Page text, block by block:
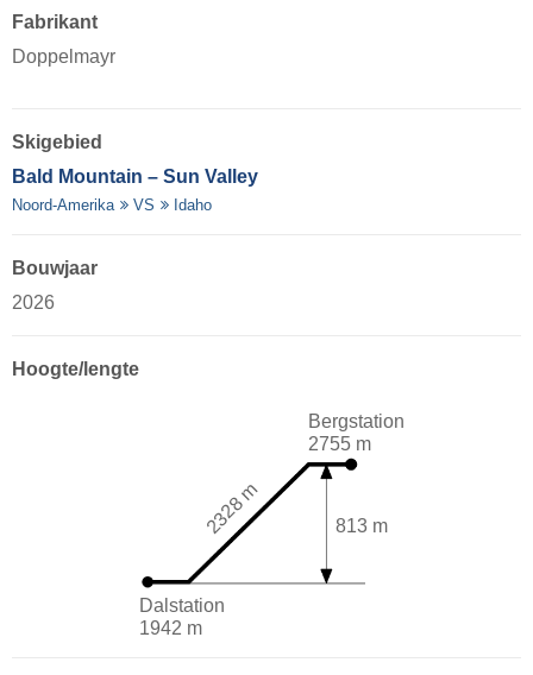
Fabrikant
Doppelmayr
Skigebied
Bald Mountain – Sun Valley
Noord-Amerika VS Idaho
Bouwjaar
2026
Hoogte/lengte
Dalstation
1942 m
Bergstation
2755 m
813 m
2328 m